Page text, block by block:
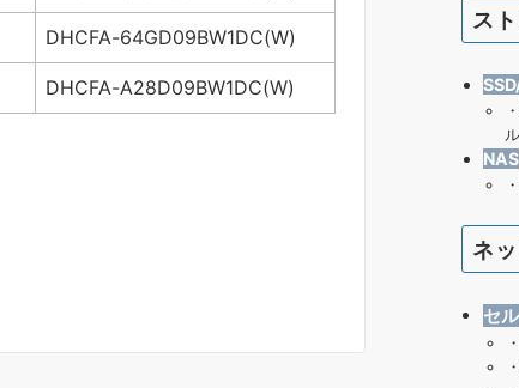
DHCFA-64GD09BW1DC(W)
DHCFA-A28D09BW1DC(W)
ス
・
NAS
・
ネ
セ
・
・